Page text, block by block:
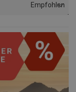
Empfohlen